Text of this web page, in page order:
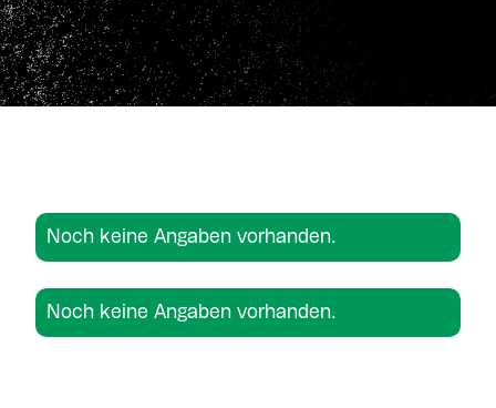
Noch keine Angaben vorhanden.
Noch keine Angaben vorhanden.